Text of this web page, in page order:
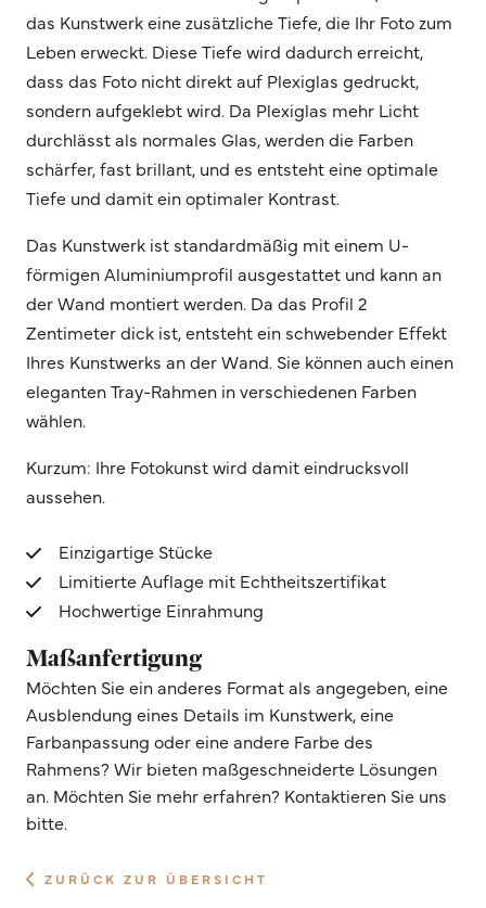
das Kunstwerk eine zusätzliche Tiefe, die Ihr Foto zum
Leben erweckt. Diese Tiefe wird dadurch erreicht,
dass das Foto nicht direkt auf Plexiglas gedruckt,
sondern aufgeklebt wird. Da Plexiglas mehr Licht
durchlässt als normales Glas, werden die Farben
schärfer, fast brillant, und es entsteht eine optimale
Tiefe und damit ein optimaler Kontrast.
Das Kunstwerk ist standardmäßig mit einem U-
förmigen Aluminiumprofil ausgestattet und kann an
der Wand montiert werden. Da das Profil 2
Zentimeter dick ist, entsteht ein schwebender Effekt
Ihres Kunstwerks an der Wand. Sie können auch einen
eleganten Tray-Rahmen in verschiedenen Farben
wählen.
Kurzum: Ihre Fotokunst wird damit eindrucksvoll
aussehen.
Einzigartige Stücke
Limitierte Auflage mit Echtheitszertifikat
Hochwertige Einrahmung
Maßanfertigung
Möchten Sie ein anderes Format als angegeben, eine
Ausblendung eines Details im Kunstwerk, eine
Farbanpassung oder eine andere Farbe des
Rahmens? Wir bieten maßgeschneiderte Lösungen
an. Möchten Sie mehr erfahren? Kontaktieren Sie uns
bitte.
ZURÜCK ZUR ÜBERSICHT